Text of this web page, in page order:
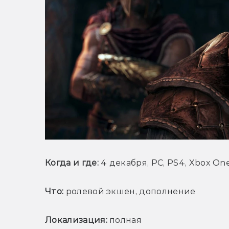
Когда и где: 4 декабря, PC, PS4, Xbox
Что: ролевой экшен, дополнение
Локализация: полная